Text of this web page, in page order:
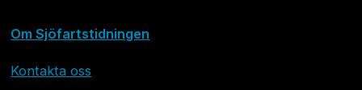
Om Sjöfartstidningen
Kontakta oss